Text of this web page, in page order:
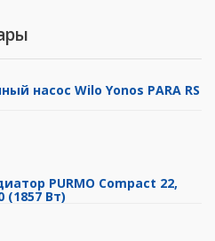
насос Wilo Yonos PARA RS
PURMO Compact 22,
(1857 Вт)